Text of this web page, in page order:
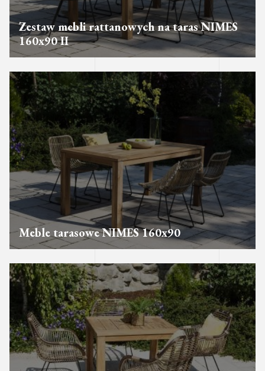
Zestaw mebli rattanowych na taras NIMES
160x90 II
Meble tarasowe NIMES 160x90